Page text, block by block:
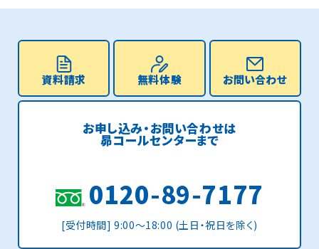
資料請求 無料体験 お問い合わせ
お申し込み・お問い合わせは
昴コールセンターまで
0120-89-7177
[受付時間] 9:00〜18:00 (土日・祝日を除く)